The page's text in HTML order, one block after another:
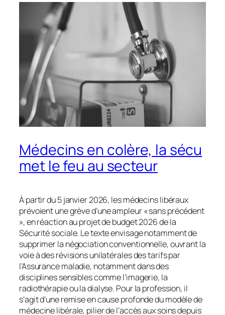
Médecins en colère, la sécu
met le feu au secteur
À partir du 5 janvier 2026, les médecins libéraux
prévoient une grève d’une ampleur « sans précédent
», en réaction au projet de budget 2026 de la
Sécurité sociale. Le texte envisage notamment de
supprimer la négociation conventionnelle, ouvrant la
voie à des révisions unilatérales des tarifs par
l’Assurance maladie, notamment dans des
disciplines sensibles comme l’imagerie, la
radiothérapie ou la dialyse. Pour la profession, il
s’agit d’une remise en cause profonde du modèle de
médecine libérale, pilier de l’accès aux soins depuis